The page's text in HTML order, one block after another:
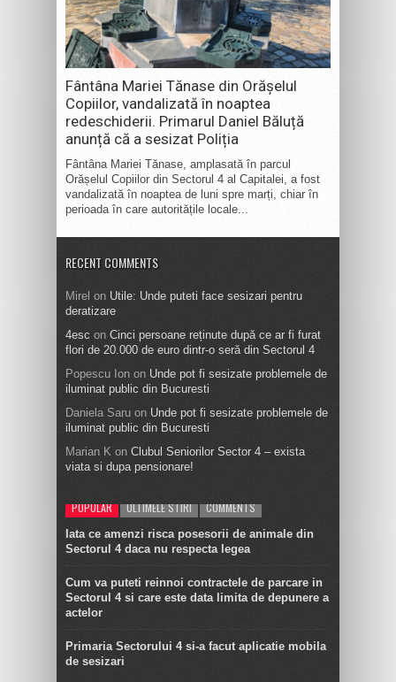
Fântâna Mariei Tănase din Orășelul
Copiilor, vandalizată în noaptea
redeschiderii. Primarul Daniel Băluță
anunță că a sesizat Poliția
Fântâna Mariei Tănase, amplasată în parcul
Orășelul Copiilor din Sectorul 4 al Capitalei, a fost
vandalizată în noaptea de luni spre marți, chiar în
perioada în care autoritățile locale...
RECENT COMMENTS
Mirel on Utile: Unde puteti face sesizari pentru
deratizare
4esc on Cinci persoane reținute după ce ar fi furat
flori de 20.000 de euro dintr-o seră din Sectorul 4
Popescu Ion on Unde pot fi sesizate problemele de
iluminat public din Bucuresti
Daniela Saru on Unde pot fi sesizate problemele de
iluminat public din Bucuresti
Marian K on Clubul Seniorilor Sector 4 – exista
viata si dupa pensionare!
POPULAR ULTIMELE STIRI COMMENTS
Iata ce amenzi risca posesorii de animale din
Sectorul 4 daca nu respecta legea
Cum va puteti reinnoi contractele de parcare in
Sectorul 4 si care este data limita de depunere a
actelor
Primaria Sectorului 4 si-a facut aplicatie mobila
de sesizari